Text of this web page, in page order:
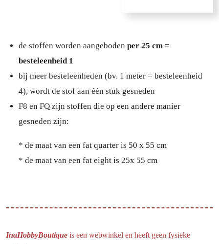
de stoffen worden aangeboden per 25 cm =
besteleenheid 1
bij meer besteleenheden (bv. 1 meter = besteleenheid
4), wordt de stof aan één stuk gesneden
F8 en FQ zijn stoffen die op een andere manier
gesneden zijn:
* de maat van een fat quarter is 50 x 55 cm
* de maat van een fat eight is 25x 55 cm
InaHobbyBoutique is een webwinkel en heeft geen fysieke